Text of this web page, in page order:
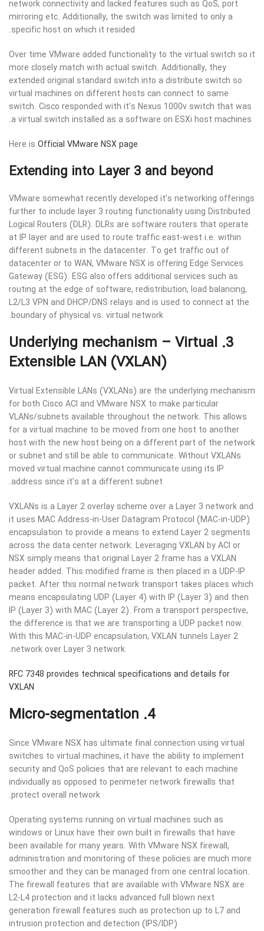
network connectivity and lacked features such as QoS, port
mirroring etc. Additionally, the switch was limited to only a
specific host on which it resided.
Over time VMware added functionality to the virtual switch so it
more closely match with actual switch. Additionally, they
extended original standard switch into a distribute switch so
virtual machines on different hosts can connect to same
switch. Cisco responded with it’s Nexus 1000v switch that was
a virtual switch installed as a software on ESXi host machines.
Here is Official VMware NSX page
Extending into Layer 3 and beyond
VMware somewhat recently developed it’s networking offerings
further to include layer 3 routing functionality using Distributed
Logical Routers (DLR). DLRs are software routers that operate
at IP layer and are used to route traffic east-west i.e. within
different subnets in the datacenter. To get traffic out of
datacenter or to WAN, VMware NSX is offering Edge Services
Gateway (ESG). ESG also offers additional services such as
routing at the edge of software, redistribution, load balancing,
L2/L3 VPN and DHCP/DNS relays and is used to connect at the
boundary of physical vs. virtual network.
3. Underlying mechanism – Virtual
Extensible LAN (VXLAN)
Virtual Extensible LANs (VXLANs) are the underlying mechanism
for both Cisco ACI and VMware NSX to make particular
VLANs/subnets available throughout the network. This allows
for a virtual machine to be moved from one host to another
host with the new host being on a different part of the network
or subnet and still be able to communicate. Without VXLANs
moved virtual machine cannot communicate using its IP
address since it’s at a different subnet.
VXLANs is a Layer 2 overlay scheme over a Layer 3 network and
it uses MAC Address-in-User Datagram Protocol (MAC-in-UDP)
encapsulation to provide a means to extend Layer 2 segments
across the data center network. Leveraging VXLAN by ACI or
NSX simply means that original Layer 2 frame has a VXLAN
header added. This modified frame is then placed in a UDP-IP
packet. After this normal network transport takes places which
means encapsulating UDP (Layer 4) with IP (Layer 3) and then
IP (Layer 3) with MAC (Layer 2). From a transport perspective,
the difference is that we are transporting a UDP packet now.
With this MAC-in-UDP encapsulation, VXLAN tunnels Layer 2
network over Layer 3 network.
RFC 7348 provides technical specifications and details for
VXLAN
4. Micro-segmentation
Since VMware NSX has ultimate final connection using virtual
switches to virtual machines, it have the ability to implement
security and QoS policies that are relevant to each machine
individually as opposed to perimeter network firewalls that
protect overall network.
Operating systems running on virtual machines such as
windows or Linux have their own built in firewalls that have
been available for many years. With VMware NSX firewall,
administration and monitoring of these policies are much more
smoother and they can be managed from one central location.
The firewall features that are available with VMware NSX are
L2-L4 protection and it lacks advanced full blown next
generation firewall features such as protection up to L7 and
intrusion protection and detection (IPS/IDP)